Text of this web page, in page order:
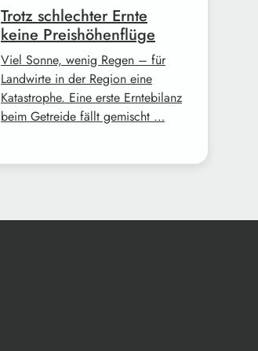
Trotz schlechter Ernte
keine Preishöhenflüge
Viel Sonne, wenig Regen – für
Landwirte in der Region eine
Katastrophe. Eine erste Erntebilanz
beim Getreide fällt gemischt …